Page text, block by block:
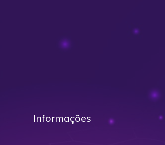
Informações